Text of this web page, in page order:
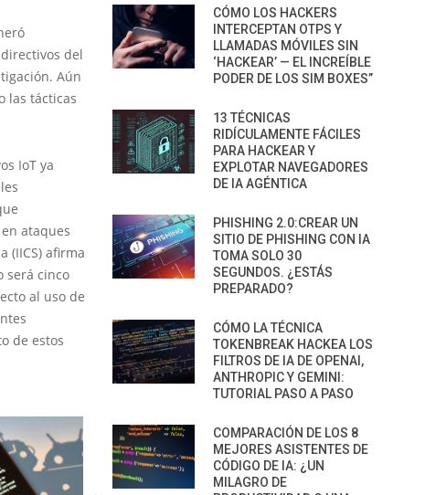
del
Aún
las tácticas
IoT ya
ataques
(IICS) afirma
será cinco
al uso de
de estos
CÓMO LOS HACKERS
INTERCEPTAN OTPS Y
LLAMADAS MÓVILES SIN
‘HACKEAR’ — EL INCREÍBLE
PODER DE LOS SIM BOXES”
13 TÉCNICAS
RIDÍCULAMENTE FÁCILES
PARA HACKEAR Y
EXPLOTAR NAVEGADORES
DE IA AGÉNTICA
PHISHING 2.0:CREAR UN
SITIO DE PHISHING CON IA
TOMA SOLO 30
SEGUNDOS. ¿ESTÁS
PREPARADO?
CÓMO LA TÉCNICA
TOKENBREAK HACKEA LOS
FILTROS DE IA DE OPENAI,
ANTHROPIC Y GEMINI:
TUTORIAL PASO A PASO
COMPARACIÓN DE LOS 8
MEJORES ASISTENTES DE
CÓDIGO DE IA: ¿UN
MILAGRO DE